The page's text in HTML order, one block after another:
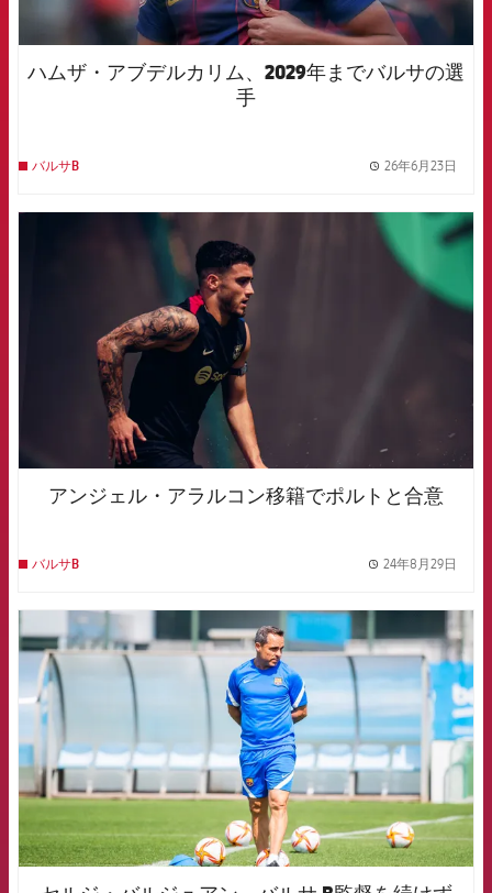
ハムザ・アブデルカリム、2029年までバルサの選
手
バルサB 26年6月23日
FCB Barcelona badge
アンジェル・アラルコン移籍でポルトと合意
バルサB 24年8月29日
FCB Barcelona badge